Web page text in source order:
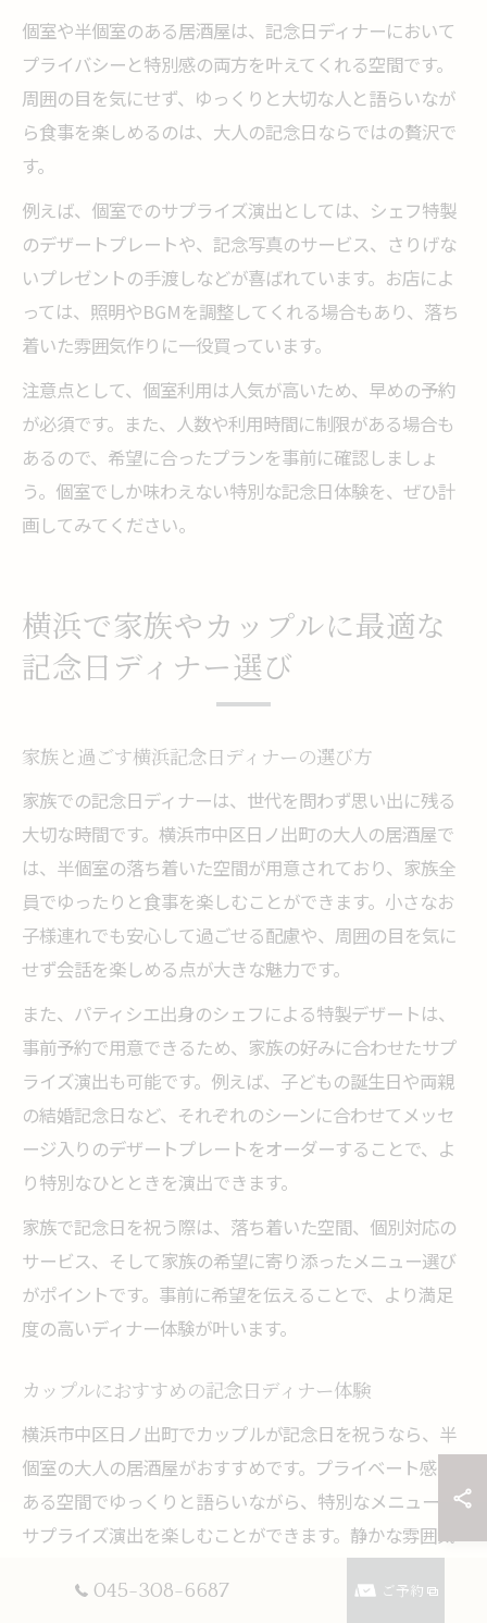
個室や半個室のある居酒屋は、記念日ディナーにおいて
プライバシーと特別感の両方を叶えてくれる空間です。
周囲の目を気にせず、ゆっくりと大切な人と語らいなが
ら食事を楽しめるのは、大人の記念日ならではの贅沢で
す。
例えば、個室でのサプライズ演出としては、シェフ特製
のデザートプレートや、記念写真のサービス、さりげな
いプレゼントの手渡しなどが喜ばれています。お店によ
っては、照明やBGMを調整してくれる場合もあり、落ち
着いた雰囲気作りに一役買っています。
注意点として、個室利用は人気が高いため、早めの予約
が必須です。また、人数や利用時間に制限がある場合も
あるので、希望に合ったプランを事前に確認しましょ
う。個室でしか味わえない特別な記念日体験を、ぜひ計
画してみてください。
横浜で家族やカップルに最適な
記念日ディナー選び
家族と過ごす横浜記念日ディナーの選び方
家族での記念日ディナーは、世代を問わず思い出に残る
大切な時間です。横浜市中区日ノ出町の大人の居酒屋で
は、半個室の落ち着いた空間が用意されており、家族全
員でゆったりと食事を楽しむことができます。小さなお
子様連れでも安心して過ごせる配慮や、周囲の目を気に
せず会話を楽しめる点が大きな魅力です。
また、パティシエ出身のシェフによる特製デザートは、
事前予約で用意できるため、家族の好みに合わせたサプ
ライズ演出も可能です。例えば、子どもの誕生日や両親
の結婚記念日など、それぞれのシーンに合わせてメッセ
ージ入りのデザートプレートをオーダーすることで、よ
り特別なひとときを演出できます。
家族で記念日を祝う際は、落ち着いた空間、個別対応の
サービス、そして家族の希望に寄り添ったメニュー選び
がポイントです。事前に希望を伝えることで、より満足
度の高いディナー体験が叶います。
カップルにおすすめの記念日ディナー体験
横浜市中区日ノ出町でカップルが記念日を祝うなら、半
個室の大人の居酒屋がおすすめです。プライベート感の
ある空間でゆっくりと語らいながら、特別なメニューや
サプライズ演出を楽しむことができます。静かな雰囲気
045-308-6687 ご予約